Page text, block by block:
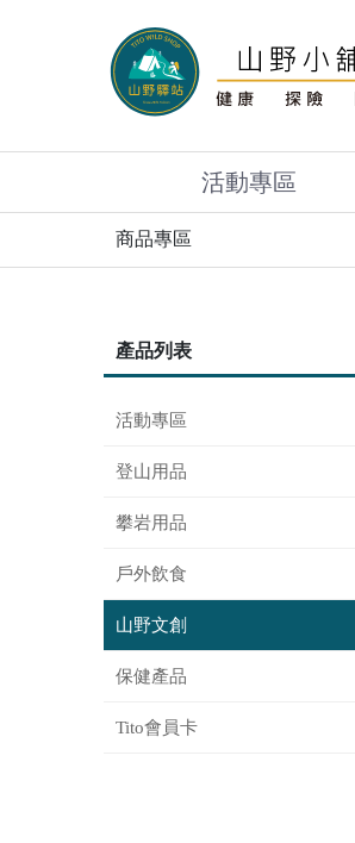
活動專區
商品專區
產品列表
活動專區
登山用品
攀岩用品
戶外飲食
山野文創
保健產品
Tito會員卡